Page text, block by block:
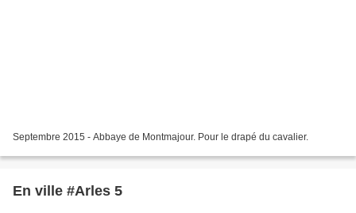
Septembre 2015 - Abbaye de Montmajour. Pour le drapé du cavalier.
En ville #Arles 5